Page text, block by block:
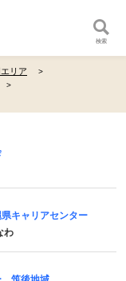
検索
リア
キャリアセンター
わ